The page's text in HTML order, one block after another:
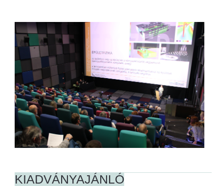
KIADVÁNYAJÁNLÓ